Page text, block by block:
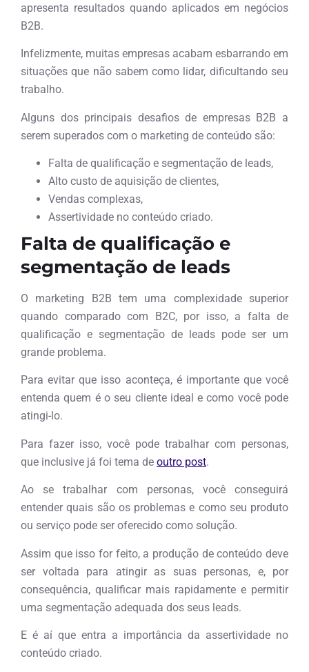
apresenta resultados quando aplicados em negócios
B2B.
Infelizmente, muitas empresas acabam esbarrando em
situações que não sabem como lidar, dificultando seu
trabalho.
Alguns dos principais desafios de empresas B2B a
serem superados com o marketing de conteúdo são:
Falta de qualificação e segmentação de leads,
Alto custo de aquisição de clientes,
Vendas complexas,
Assertividade no conteúdo criado.
Falta de qualificação e
segmentação de leads
O marketing B2B tem uma complexidade superior
quando comparado com B2C, por isso, a falta de
qualificação e segmentação de leads pode ser um
grande problema.
Para evitar que isso aconteça, é importante que você
entenda quem é o seu cliente ideal e como você pode
atingi-lo.
Para fazer isso, você pode trabalhar com personas,
que inclusive já foi tema de outro post.
Ao se trabalhar com personas, você conseguirá
entender quais são os problemas e como seu produto
ou serviço pode ser oferecido como solução.
Assim que isso for feito, a produção de conteúdo deve
ser voltada para atingir as suas personas, e, por
consequência, qualificar mais rapidamente e permitir
uma segmentação adequada dos seus leads.
E é aí que entra a importância da assertividade no
conteúdo criado.